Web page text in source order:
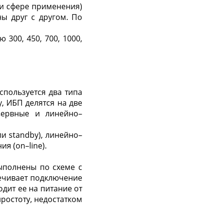
сфере применения)
друг с другом. По
300, 450, 700, 1000,
два типа
ИБП делятся на две
и линейно–
standby), линейно–
(on–line).
по схеме с
подключение
ее на питание от
недостатком